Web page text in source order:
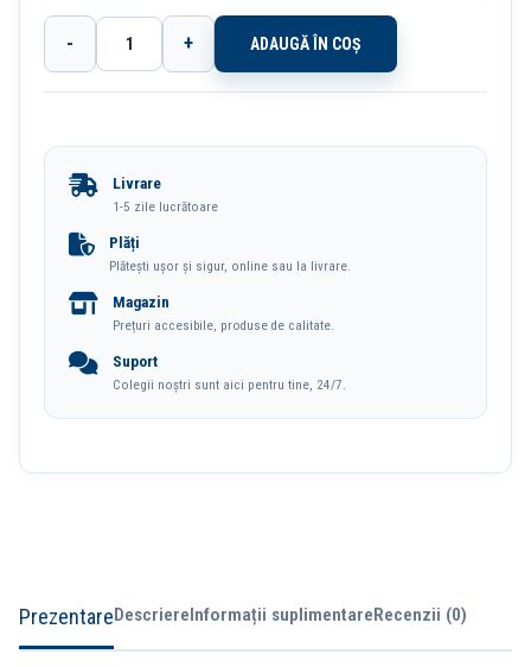
Cantitate
Separatoare
Carton
Esselte
- + ADAUGĂ ÎN COȘ
Livrare
1-5 zile lucrătoare
Plăți
Plătești ușor și sigur, online sau la livrare.
Magazin
Prețuri accesibile, produse de calitate.
Suport
Colegii noștri sunt aici pentru tine, 24/7.
PrezentareDescriereInformații suplimentareRecenzii (0)